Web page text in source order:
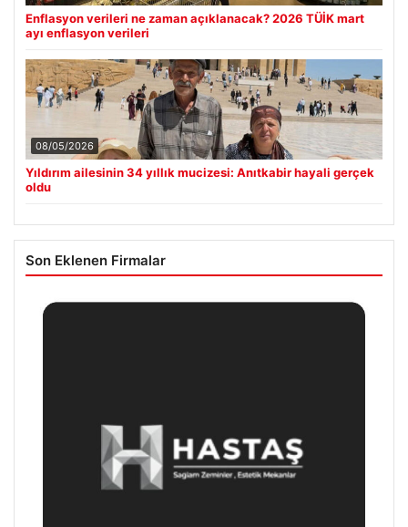
Enflasyon verileri ne zaman açıklanacak? 2026 TÜİK mart
ayı enflasyon verileri
08/05/2026
Yıldırım ailesinin 34 yıllık mucizesi: Anıtkabir hayali gerçek
oldu
Son Eklenen Firmalar